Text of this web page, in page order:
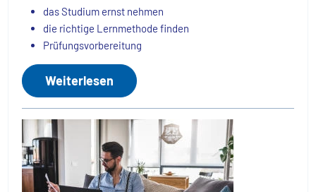
das Studium ernst nehmen
die richtige Lernmethode finden
Prüfungsvorbereitung
Weiterlesen